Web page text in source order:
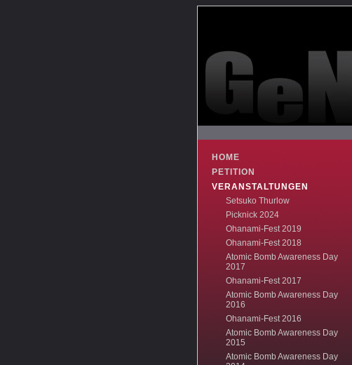
HOME
PETITION
VERANSTALTUNGEN
Setsuko Thurlow
Picknick 2024
Ohanami-Fest 2019
Ohanami-Fest 2018
Atomic Bomb Awareness Day
2017
Ohanami-Fest 2017
Atomic Bomb Awareness Day
2016
Ohanami-Fest 2016
Atomic Bomb Awareness Day
2015
Atomic Bomb Awareness Day